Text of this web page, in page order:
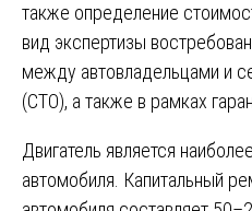
также определение
вид экспертизы
между автовладельцами и
(СТО), а также в рамках
Двигатель является
автомобиля. Капитальный